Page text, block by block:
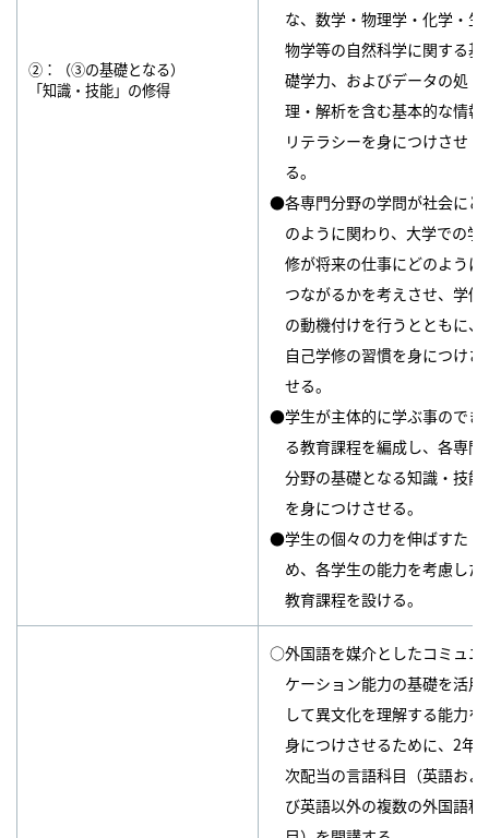
②：（③の基礎となる）
「知識・技能」の修得
な、数学・物理学・化学・生
物学等の自然科学に関する基
礎学力、およびデータの処
理・解析を含む基本的な情報
リテラシーを身につけさせ
る。
●各専門分野の学問が社会にど
のように関わり、大学での学
修が将来の仕事にどのように
つながるかを考えさせ、学修
の動機付けを行うとともに、
自己学修の習慣を身につけさ
せる。
●学生が主体的に学ぶ事のでき
る教育課程を編成し、各専門
分野の基礎となる知識・技能
を身につけさせる。
●学生の個々の力を伸ばすた
め、各学生の能力を考慮した
教育課程を設ける。
○外国語を媒介としたコミュニ
ケーション能力の基礎を活用
して異文化を理解する能力を
身につけさせるために、2年
次配当の言語科目（英語およ
び英語以外の複数の外国語科